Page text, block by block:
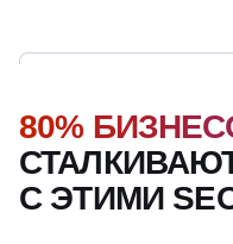
80%
С ЭТИМИ